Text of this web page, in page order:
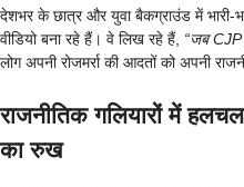
देशभर के छात्र और युवा बैकग्राउंड में भारी-
वीडियो बना रहे हैं। वे लिख रहे हैं, “जब
लोग अपनी रोजमर्रा की आदतों को अपनी
राजनीतिक गलियारों में
का रुख